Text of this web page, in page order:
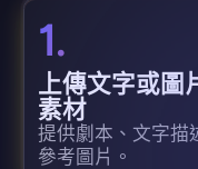
1.
上傳文字或圖
素材
提供劇本、文字描
參考圖片。